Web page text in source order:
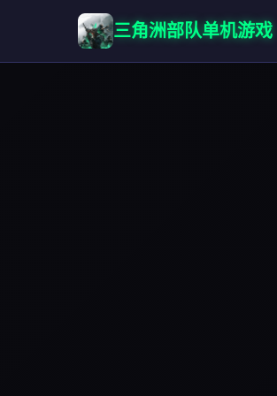
三角洲部队单机游戏